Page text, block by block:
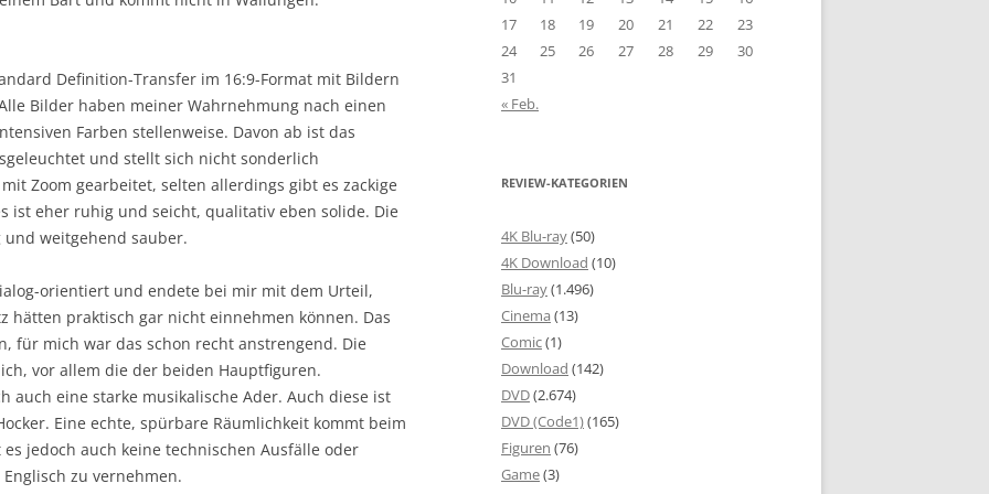
Definition-Transfer im 16:9-Format mit Bildern
Bilder haben meiner Wahrnehmung nach einen
Farben stellenweise. Davon ab ist das
und stellt sich nicht sonderlich
Zoom gearbeitet, selten allerdings gibt es zackige
ist eher ruhig und seicht, qualitativ eben solide. Die
weitgehend sauber.
orientiert und endete bei mir mit dem Urteil,
hätten praktisch gar nicht einnehmen können. Das
für mich war das schon recht anstrengend. Die
vor allem die der beiden Hauptfiguren.
auch eine starke musikalische Ader. Auch diese ist
Eine echte, spürbare Räumlichkeit kommt beim
jedoch auch keine technischen Ausfälle oder
zu vernehmen.
17
18 19 20 21 22
23
24
25 26 27 28 29
30
31
« Feb.
REVIEW-KATEGORIEN
4K Blu-ray(50)
4K Download (10)
Blu-ray(1.496)
Cinema (13)
Comic(1)
Download (142)
DVD(2.674)
DVD (Code1)(165)
Figuren (76)
Game(3)